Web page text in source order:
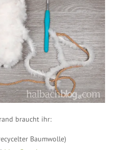
braucht ihr:
Baumwolle)